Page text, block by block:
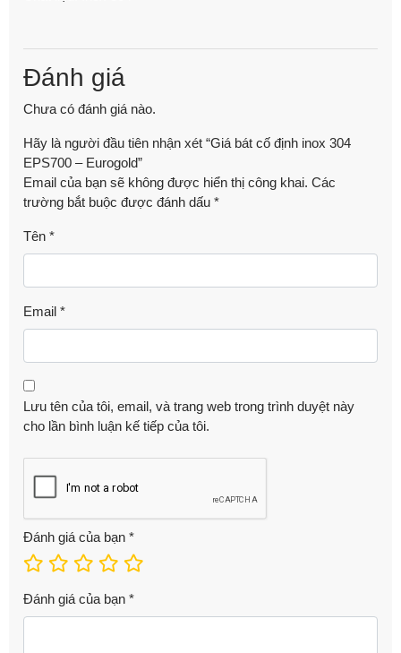
Đánh giá
Chưa có đánh giá nào.
Hãy là người đầu tiên nhận xét “Giá bát cố định inox 304
EPS700 – Eurogold”
Email của bạn sẽ không được hiển thị công khai. Các
trường bắt buộc được đánh dấu *
Tên *
Email *
Lưu tên của tôi, email, và trang web trong trình duyệt này
cho lần bình luận kế tiếp của tôi.
Đánh giá của bạn *
Đánh giá của bạn *